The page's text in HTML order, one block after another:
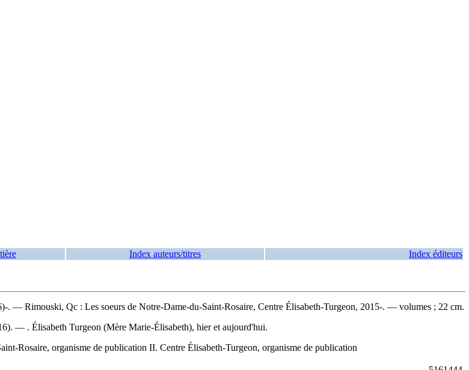
Index auteurs/titres Index éditeurs
— Rimouski, Qc : Les soeurs de Notre-Dame-du-Saint-Rosaire, Centre Élisabeth-Turgeon, 2015-. — volumes ; 22 cm.
— . Élisabeth Turgeon (Mère Marie-Élisabeth), hier et aujourd'hui.
Rosaire, organisme de publication II. Centre Élisabeth-Turgeon, organisme de publication